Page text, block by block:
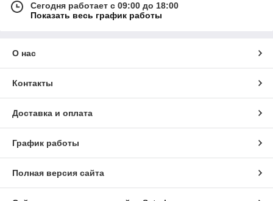
Сегодня работает с 09:00 до 18:00
Показать весь график работы
О нас
Контакты
Доставка и оплата
График работы
Полная версия сайта